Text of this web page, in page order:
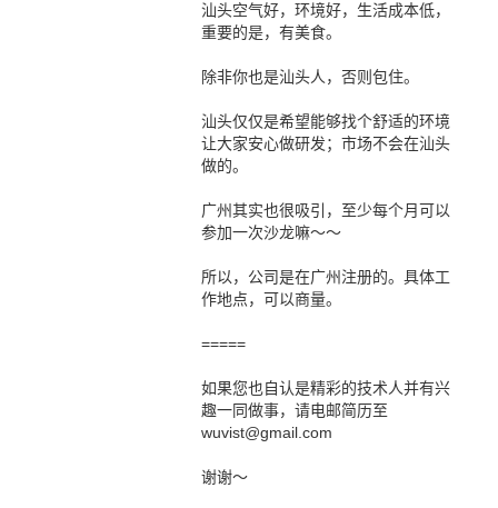
汕头空气好，环境好，生活成本低，
重要的是，有美食。
除非你也是汕头人，否则包住。
汕头仅仅是希望能够找个舒适的环境
让大家安心做研发；市场不会在汕头
做的。
广州其实也很吸引，至少每个月可以
参加一次沙龙嘛～～
所以，公司是在广州注册的。具体工
作地点，可以商量。
=====
如果您也自认是精彩的技术人并有兴
趣一同做事，请电邮简历至
wuvist@gmail.com
谢谢～